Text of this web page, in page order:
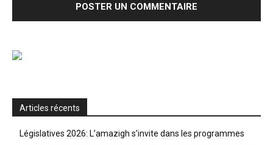
Articles récents
Législatives 2026: L’amazigh s’invite dans les programmes